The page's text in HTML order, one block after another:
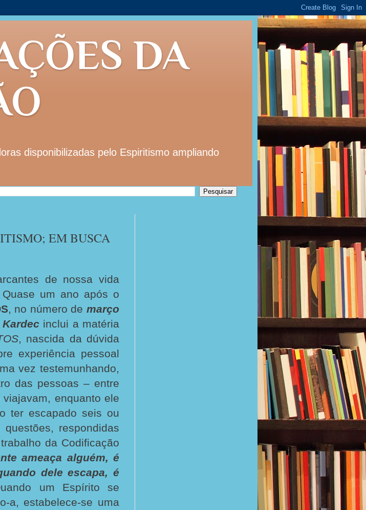
DA
disponibilizadas pelo Espiritismo ampliando
EM BUSCA
de nossa vida
um ano após o
, no número de março
inclui a matéria
, nascida da dúvida
experiência pessoal
vez testemunhando,
das pessoas – entre
enquanto ele
ter escapado seis ou
respondidas
da Codificação
ameaça alguém, é
dele escapa, é
um Espírito se
a, estabelece-se uma